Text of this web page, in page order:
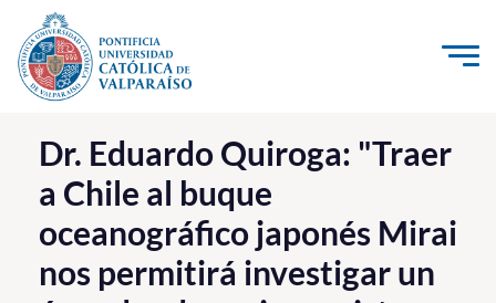
Click acá para ir directamente al contenido
La Universidad
Investigación, Creación e Innovación
PUCV Internacional
Vinculación con el Medio
Dr. Eduardo Quiroga: "Traer
a Chile al buque
oceanográfico japonés Mirai
nos permitirá investigar un